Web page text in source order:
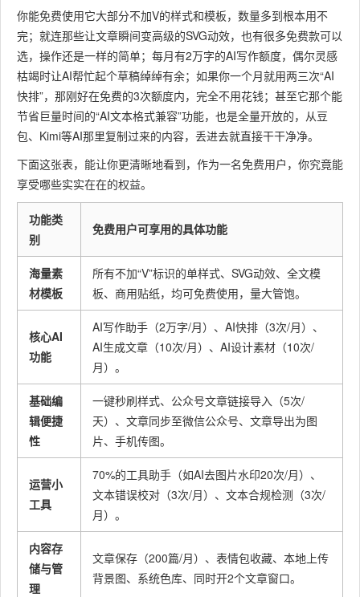
位
望在合规框架
内做出创新感
和亲民感。
多
风格严肃的同
时，可利用简单
的SVG动效展示
数据或便民信
息，提升阅读体
验。
医疗行
业
内容专业性
强，需传递权
威感和信赖
感，配色上多
疗健康主题素
材。
新老皆
小墨鹰编辑器
理由：拥有独特
板，素材库中包
业、洁净的视觉
感受，助力科普
患教。
公益组
织
预算有限，需
要传递温暖、
有力量的视觉
效果，希望能
用更低成本做
出感动人心的
内容。
手
小墨鹰编辑器
价比，大量免费
模板即可满足日
清新、温暖治愈
的风格模板，配
合简单的SVG动
小墨鹰编辑器
你能免费使用它大部分不加V的样式和模板，数量多到根本用不
完；就连那些让文章瞬间变高级的SVG动效，也有很多免费款可以
选，操作还是一样的简单；每月有2万字的AI写作额度，偶尔灵感
枯竭时让AI帮忙起个草稿绰绰有余；如果你一个月就用两三次“AI
快排”，那刚好在免费的3次额度内，完全不用花钱；甚至它那个能
节省巨量时间的“AI文本格式兼容”功能，也是全量开放的，从豆
包、Kimi等AI那里复制过来的内容，丢进去就直接干干净净。
下面这张表，能让你更清晰地看到，作为一名免费用户，你究竟能
享受哪些实实在在的权益。
功能类
别
免费用户可享用的具体功能
海量素
材模板
所有不加“V”标识的单样式、SVG动效、全文模
板、商用贴纸，均可免费使用，量大管饱。
核心AI
功能
AI写作助手（2万字/月）、AI快排（3次/月）、
AI生成文章（10次/月）、AI设计素材（10次/
月）。
基础编
辑便捷
性
一键秒刷样式、公众号文章链接导入（5次/
天）、文章同步至微信公众号、文章导出为图
片、手机传图。
运营小
工具
70%的工具助手（如AI去图片水印20次/月）、
文本错误校对（3次/月）、文本合规检测（3次/
月）。
内容存
储与管
理
文章保存（200篇/月）、表情包收藏、本地上传
背景图、系统色库、同时开2个文章窗口。